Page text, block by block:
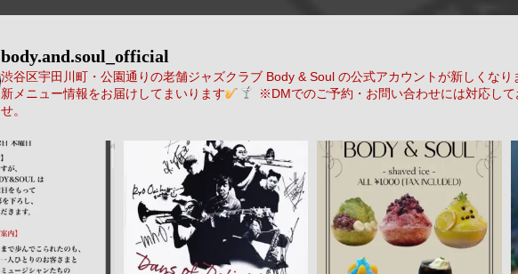
body.and.soul_official
渋谷区宇田川町・公園通りの老舗ジャズクラブ Body & Soul の公式アカウントが新しくなり
新メニュー情報をお届けしてまいります
※DMでのご予約・お問い合わせには対応し
せ。